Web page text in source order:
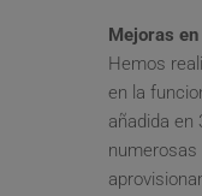
Mejoras
Hemos
en la
añadida en
numerosas